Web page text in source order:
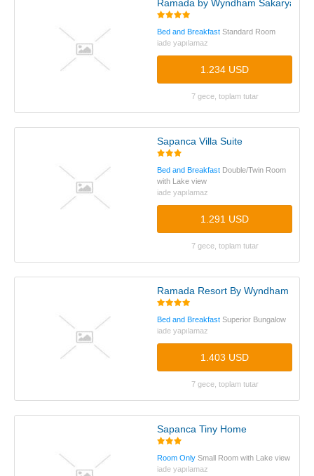
Ramada by Wyndham Sakarya
Bed and Breakfast Standard Room
iade yapılamaz
1.234 USD
7 gece, toplam tutar
Sapanca Villa Suite
Bed and Breakfast Double/Twin Room
with Lake view
iade yapılamaz
1.291 USD
7 gece, toplam tutar
Ramada Resort By Wyndham
Bed and Breakfast Superior Bungalow
iade yapılamaz
1.403 USD
7 gece, toplam tutar
Sapanca Tiny Home
Room Only Small Room with Lake view
iade yapılamaz